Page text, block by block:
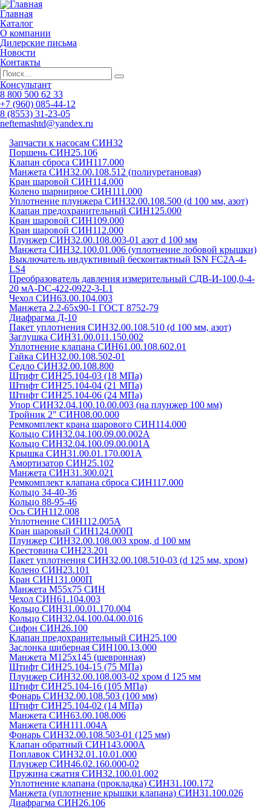
Главная
Каталог
О компании
Дилерские письма
Новости
Контакты
Консультант
8 800 500 62 33
+7 (960) 085-44-12
8 (8553) 31-23-05
neftemashtd@yandex.ru
Запчасти к насосам СИН32
Поршень СИН25.106
Клапан сброса СИН117.000
Манжета СИН32.00.108.512 (полиуретановая)
Кран шаровой СИН114.000
Колено шарнирное СИН111.000
Уплотнение плунжера СИН32.00.108.500 (d 100 мм, азот)
Клапан предохранительный СИН125.000
Кран шаровой СИН109.000
Кран шаровой СИН112.000
Плунжер СИН32.00.108.003-01 азот d 100 мм
Манжета СИН32.100.01.006 (уплотнение лобовой крышки)
Выключатель индуктивный бесконтактный ISN FC2A-4-
LS4
Преобразователь давления измерительный СДВ-И-100,0-4-
20 мА-DC-422-0922-3-L1
Чехол СИН63.00.104.003
Манжета 2.2-65х90-1 ГОСТ 8752-79
Диафрагма Д-10
Пакет уплотнения СИН32.00.108.510 (d 100 мм, азот)
Заглушка СИН31.00.011.150.002
Уплотнение клапана СИН61.00.108.602.01
Гайка СИН32.00.108.502-01
Седло СИН32.00.108.800
Штифт СИН25.104-03 (18 МПа)
Штифт СИН25.104-04 (21 МПа)
Штифт СИН25.104-06 (24 МПа)
Упор СИН32.04.100.10.00.003 (на плунжер 100 мм)
Тройник 2" СИН08.00.000
Ремкомплект крана шарового СИН114.000
Кольцо СИН32.04.100.09.00.002А
Кольцо СИН32.04.100.09.00.001А
Крышка СИН31.00.01.170.001А
Амортизатор СИН25.102
Манжета СИН31.300.021
Ремкомплект клапана сброса СИН117.000
Кольцо 34-40-36
Кольцо 88-95-46
Ось СИН112.008
Уплотнение СИН112.005А
Кран шаровый СИН124.000П
Плунжер СИН32.00.108.003 хром, d 100 мм
Крестовина СИН23.201
Пакет уплотнения СИН32.00.108.510-03 (d 125 мм, хром)
Колено СИН23.101
Кран СИН131.000П
Манжета М55х75 СИН
Чехол СИН61.104.003
Кольцо СИН31.00.01.170.004
Кольцо СИН32.04.100.04.00.016
Сифон СИН26.100
Клапан предохранительный СИН25.100
Заслонка шиберная СИН100.13.000
Манжета М125х145 (шевронная)
Штифт СИН25.104-15 (75 МПа)
Плунжер СИН32.00.108.003-02 хром d 125 мм
Штифт СИН25.104-16 (105 МПа)
Фонарь СИН32.00.108.503 (100 мм)
Штифт СИН25.104-02 (14 МПа)
Манжета СИН63.00.108.006
Манжета СИН111.004А
Фонарь СИН32.00.108.503-01 (125 мм)
Клапан обратный СИН143.000А
Поплавок СИН32.01.10.01.000
Плунжер СИН46.02.160.000-02
Пружина сжатия СИН32.100.01.002
Уплотнение клапана (прокладка) СИН31.100.172
Манжета (уплотнение крышки клапана) СИН31.100.026
Диафрагма СИН26.106